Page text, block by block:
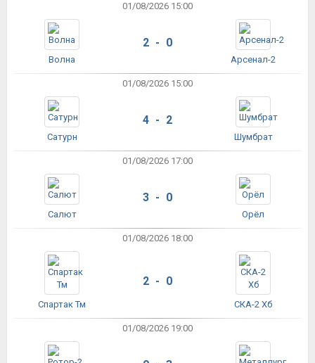
01/08/2026 15:00
Волна
2 - 0
Арсенал-2
01/08/2026 15:00
Сатурн
4 - 2
Шумбрат
01/08/2026 17:00
Салют
3 - 0
Орёл
01/08/2026 18:00
Спартак Тм
2 - 0
СКА-2 Хб
01/08/2026 19:00